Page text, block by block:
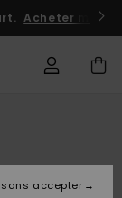
Acheter
accepter